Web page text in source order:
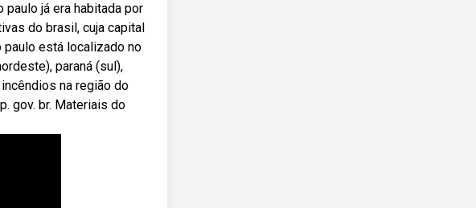
já era habitada por
do brasil, cuja capital
está localizado no
paraná (sul),
na região do
gov. br. Materiais do